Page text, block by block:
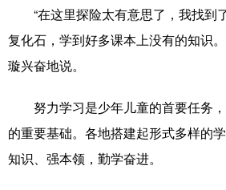
“在这里探险太有意思了，我找到
复化石，学到好多课本上没有的知识
璇兴奋地说。
努力学习是少年儿童的首要任务，
的重要基础。各地搭建起形式多样的
知识、强本领，勤学奋进。